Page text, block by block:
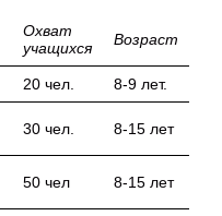
Охват
учащихся
Возраст
20 чел. 8-9 лет.
30 чел. 8-15 лет
50 чел 8-15 лет